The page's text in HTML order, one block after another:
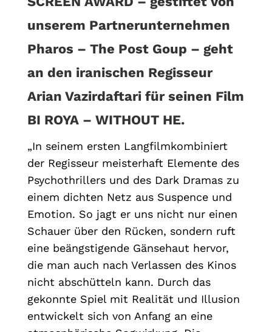
unserem Partnerunternehmen
Pharos – The Post Goup – geht
an den iranischen Regisseur
Arian Vazirdaftari für seinen Film
BI ROYA – WITHOUT HE.
„In seinem ersten Langfilmkombiniert
der Regisseur meisterhaft Elemente des
Psychothrillers und des Dark Dramas zu
einem dichten Netz aus Suspence und
Emotion. So jagt er uns nicht nur einen
Schauer über den Rücken, sondern ruft
eine beängstigende Gänsehaut hervor,
die man auch nach Verlassen des Kinos
nicht abschütteln kann. Durch das
gekonnte Spiel mit Realität und Illusion
entwickelt sich von Anfang an eine